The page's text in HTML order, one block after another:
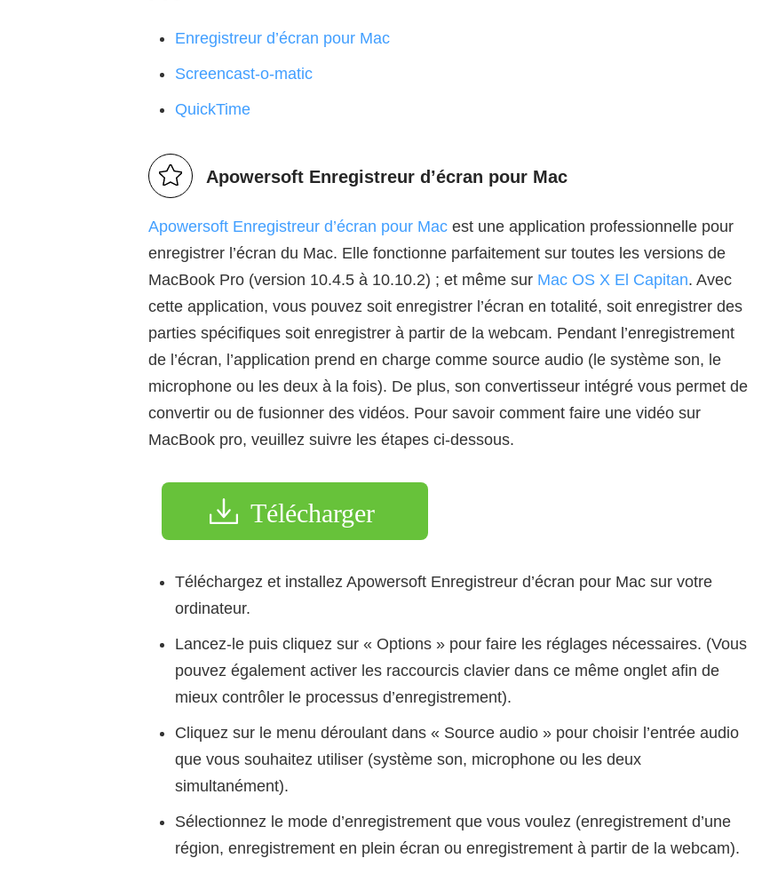
Enregistreur d’écran pour Mac
Screencast-o-matic
QuickTime
Apowersoft Enregistreur d’écran pour Mac
Apowersoft Enregistreur d’écran pour Mac est une application professionnelle pour
enregistrer l’écran du Mac. Elle fonctionne parfaitement sur toutes les versions de
MacBook Pro (version 10.4.5 à 10.10.2) ; et même sur Mac OS X El Capitan. Avec
cette application, vous pouvez soit enregistrer l’écran en totalité, soit enregistrer des
parties spécifiques soit enregistrer à partir de la webcam. Pendant l’enregistrement
de l’écran, l’application prend en charge comme source audio (le système son, le
microphone ou les deux à la fois). De plus, son convertisseur intégré vous permet de
convertir ou de fusionner des vidéos. Pour savoir comment faire une vidéo sur
MacBook pro, veuillez suivre les étapes ci-dessous.
Télécharger
Téléchargez et installez Apowersoft Enregistreur d’écran pour Mac sur votre
ordinateur.
Lancez-le puis cliquez sur « Options » pour faire les réglages nécessaires. (Vous
pouvez également activer les raccourcis clavier dans ce même onglet afin de
mieux contrôler le processus d’enregistrement).
Cliquez sur le menu déroulant dans « Source audio » pour choisir l’entrée audio
que vous souhaitez utiliser (système son, microphone ou les deux
simultanément).
Sélectionnez le mode d’enregistrement que vous voulez (enregistrement d’une
région, enregistrement en plein écran ou enregistrement à partir de la webcam).